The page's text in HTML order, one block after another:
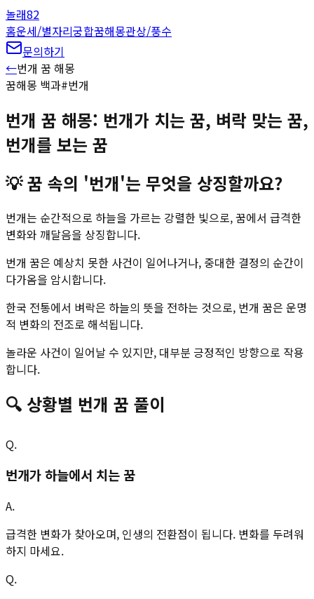
놀래82
홈운세/별자리궁합꿈해몽관상/풍수
문의하기
←번개 꿈 해몽
꿈해몽 백과#번개
번개 꿈 해몽: 번개가 치는 꿈, 벼락 맞는 꿈,
번개를 보는 꿈
💡꿈 속의 '번개'는 무엇을 상징할까요?
번개는 순간적으로 하늘을 가르는 강렬한 빛으로, 꿈에서 급격한
변화와 깨달음을 상징합니다.
번개 꿈은 예상치 못한 사건이 일어나거나, 중대한 결정의 순간이
다가옴을 암시합니다.
한국 전통에서 벼락은 하늘의 뜻을 전하는 것으로, 번개 꿈은 운명
적 변화의 전조로 해석됩니다.
놀라운 사건이 일어날 수 있지만, 대부분 긍정적인 방향으로 작용
합니다.
🔍 상황별 번개 꿈 풀이
Q.
번개가 하늘에서 치는 꿈
A.
급격한 변화가 찾아오며, 인생의 전환점이 됩니다. 변화를 두려워
하지 마세요.
Q.